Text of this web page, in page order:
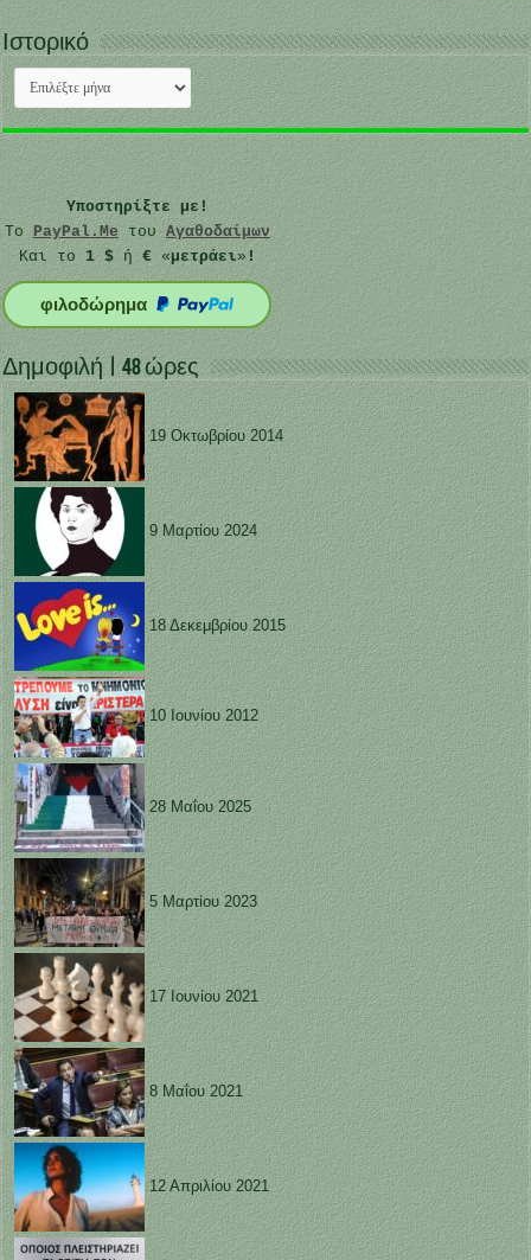
Ιστορικό
Ιστορικό
Υποστηρίξτε με!
Το PayPal.Me τουΑγαθοδαίμων
Και το 1 $ ή€ «μετράει» !
φιλοδώρημα
Δημοφιλή | 48 ώρες
19 Οκτωβρίου 2014
9 Μαρτίου 2024
18 Δεκεμβρίου 2015
10 Ιουνίου 2012
28 Μαΐου 2025
5 Μαρτίου 2023
17 Ιουνίου 2021
8 Μαΐου 2021
12 Απριλίου 2021